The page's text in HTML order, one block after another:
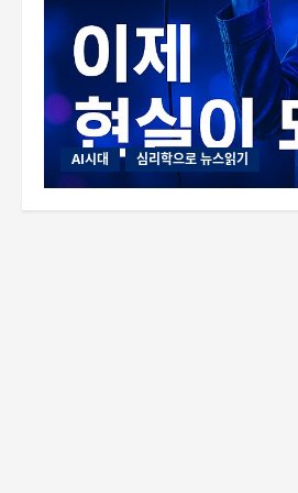
AI시대 심리학으로 뉴스읽기